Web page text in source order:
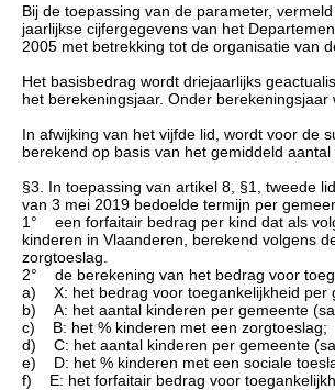
Bij de toepassing van de parameter,
jaarlijkse cijfergegevens van het
2005 met betrekking tot de organisatie van
Het basisbedrag wordt driejaarlijks
het berekeningsjaar. Onder
In afwijking van het vijfde lid, wordt voor de
berekend op basis van het gemiddeld
§3. In toepassing van artikel 8, §1, tweede
van 3 mei 2019 bedoelde termijn per
1° een forfaitair bedrag per kind dat als
kinderen in Vlaanderen, berekend volgens
zorgtoeslag.
2° de berekening van het bedrag voor
a) X: het bedrag voor toegankelijkheid
b) A: het aantal kinderen per gemeente
c) B: het % kinderen met een zorgtoeslag;
d) C: het aantal kinderen per gemeente
e) D: het % kinderen met een sociale
f) E: het forfaitair bedrag voor